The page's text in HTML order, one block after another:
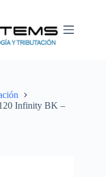
Infinity BK –